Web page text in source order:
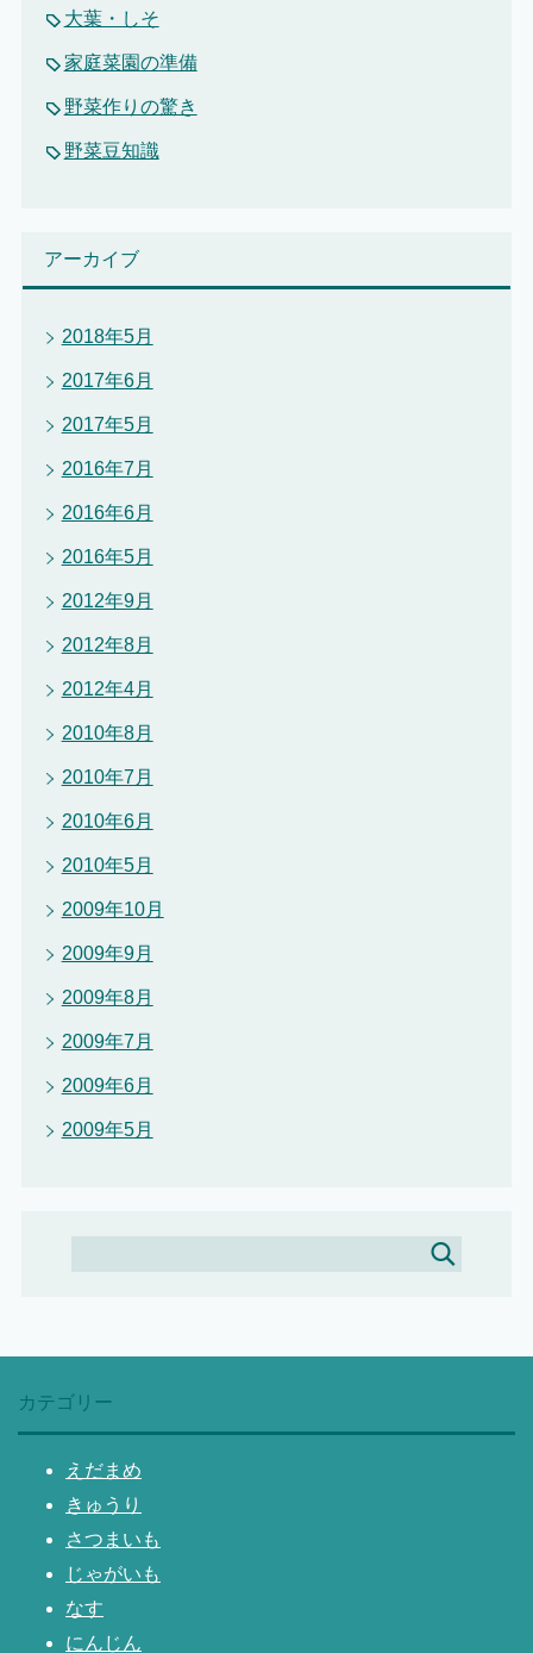
大葉・しそ
家庭菜園の準備
野菜作りの驚き
野菜豆知識
アーカイブ
2018年5月
2017年6月
2017年5月
2016年7月
2016年6月
2016年5月
2012年9月
2012年8月
2012年4月
2010年8月
2010年7月
2010年6月
2010年5月
2009年10月
2009年9月
2009年8月
2009年7月
2009年6月
2009年5月
カテゴリー
えだまめ
きゅうり
さつまいも
じゃがいも
なす
にんじん